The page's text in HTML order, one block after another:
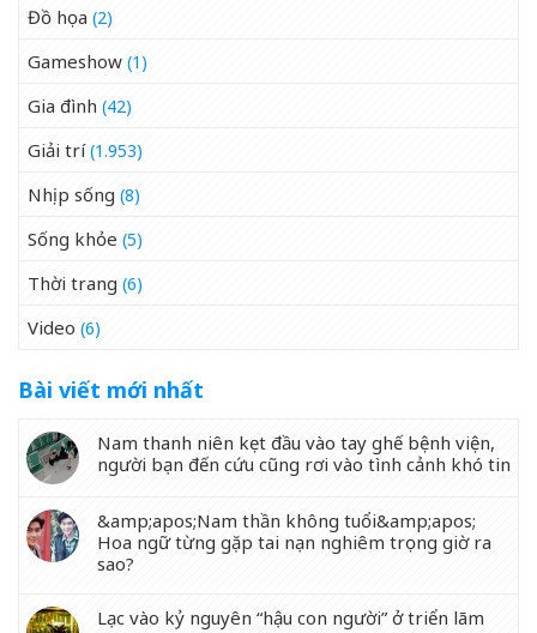
Đồ họa (2)
Gameshow (1)
Gia đình (42)
Giải trí(1.953)
Nhịp sống (8)
Sống khỏe (5)
Thời trang (6)
Video (6)
Bài viết mới nhất
Nam thanh niên kẹt đầu vào tay ghế bệnh viện,
người bạn đến cứu cũng rơi vào tình cảnh khó tin
&amp;apos;Nam thần không tuổi&amp;apos;
Hoa ngữ từng gặp tai nạn nghiêm trọng giờ ra
sao?
Lạc vào kỷ nguyên “hậu con người” ở triển lãm